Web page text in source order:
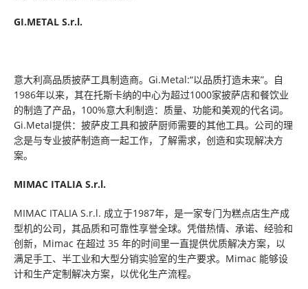
GI.METAL S.r.l.
意大利高品质披萨工具制造商。Gi.Metal:“以品质打造未来”。自
1986年以来，其在托斯卡纳的中心为超过1000家披萨店和餐饮业
的制造了产品，100%意大利制造：质量、功能和美观的代名词。
Gi.Metal提供：披萨皮工具和披萨厨师需要的其他工具。公司的理
念是与专业披萨制造商一起工作，了解需求，创造和实现解决方
案。
MIMAC ITALIA S.r.l.
MIMAC ITALIA S.r.l. 成立于1987年，是一家专门为糕点店生产成
型机的公司，其品质和可靠性享誉全球。凭借热情、承诺、经验和
创新，Mimac 在超过 35 年的时间里一直提供优质解决方案，以
满足手工、半工业和大型分销实验室的生产要求。Mimac 能够设
计和生产定制解决方案，以优化生产流程。